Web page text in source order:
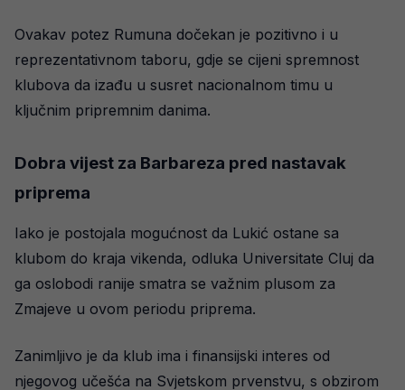
Ovakav potez Rumuna dočekan je pozitivno i u
reprezentativnom taboru, gdje se cijeni spremnost
klubova da izađu u susret nacionalnom timu u
ključnim pripremnim danima.
Dobra vijest za Barbareza pred nastavak
priprema
Iako je postojala mogućnost da Lukić ostane sa
klubom do kraja vikenda, odluka Universitate Cluj da
ga oslobodi ranije smatra se važnim plusom za
Zmajeve u ovom periodu priprema.
Zanimljivo je da klub ima i finansijski interes od
njegovog učešća na Svjetskom prvenstvu, s obzirom